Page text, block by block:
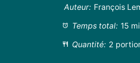
Auteur: François
Temps total: 15
Quantité: 2